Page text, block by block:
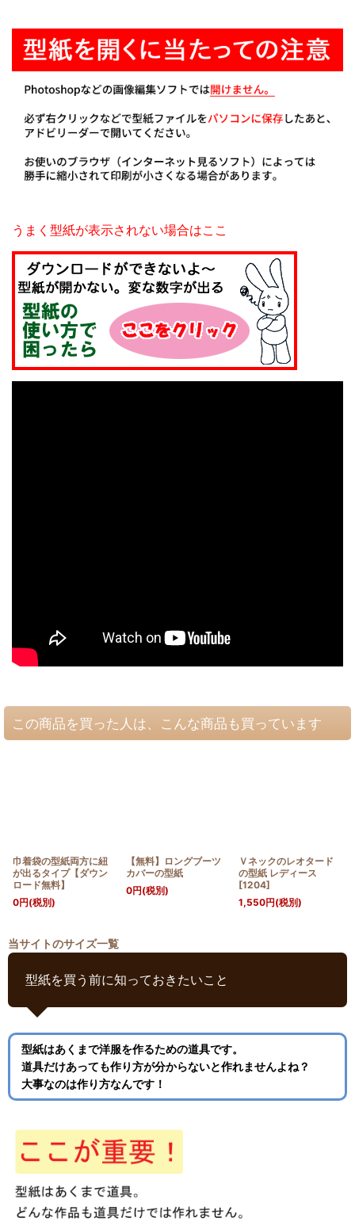
うまく型紙が表示されない場合はここ
この商品を買った人は、こんな商品も買っています
巾着袋の型紙両方に紐
が出るタイプ【ダウン
ロード無料】
0円(税別)
【無料】ロングブーツ
カバーの型紙
0円(税別)
Ｖネックのレオタード
の型紙 レディース
[1204]
1,550円(税別)
当サイトのサイズ一覧
型紙を買う前に知っておきたいこと
型紙はあくまで洋服を作るための道具です。
道具だけあっても作り方が分からないと作れませんよね？
大事なのは作り方なんです！